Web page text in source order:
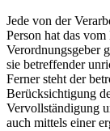
Jede von der
Person hat das
Verordnungsgeber
sie betreffender
Ferner steht der
Berücksichtigung
Vervollständigung
auch mittels einer